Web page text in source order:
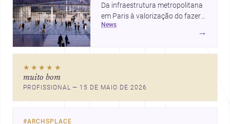
Da infraestrutura metropolitana
em Paris à valorização do fazer
artesanal e à casa elevada da
inspirador para profissionais que
pensam cidade, construção e
news
→
★★★★★
muito bom
PROFISSIONAL — 15 DE MAIO DE 2026
#ARCHSPLACE